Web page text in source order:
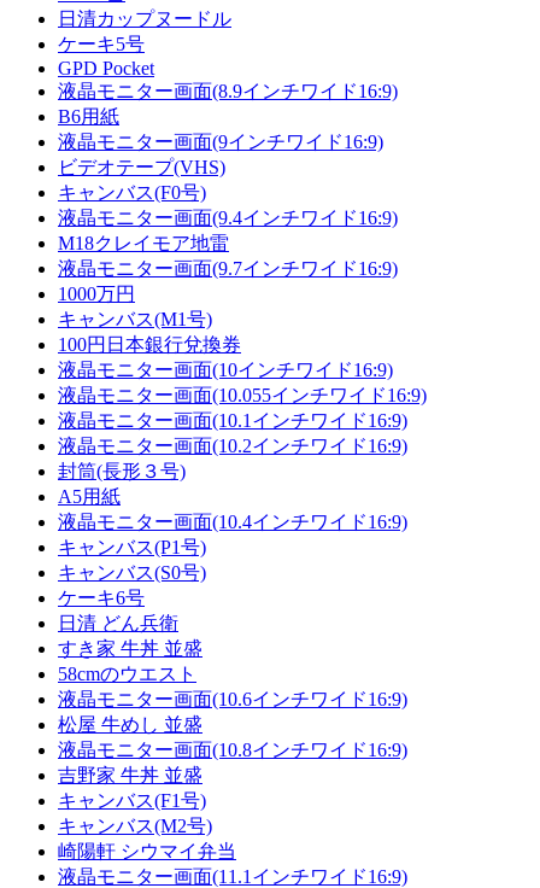
日清カップヌードル
ケーキ5号
GPD Pocket
液晶モニター画面(8.9インチワイド16:9)
B6用紙
液晶モニター画面(9インチワイド16:9)
ビデオテープ(VHS)
キャンバス(F0号)
液晶モニター画面(9.4インチワイド16:9)
M18クレイモア地雷
液晶モニター画面(9.7インチワイド16:9)
1000万円
キャンバス(M1号)
100円日本銀行兌換券
液晶モニター画面(10インチワイド16:9)
液晶モニター画面(10.055インチワイド16:9)
液晶モニター画面(10.1インチワイド16:9)
液晶モニター画面(10.2インチワイド16:9)
封筒(長形３号)
A5用紙
液晶モニター画面(10.4インチワイド16:9)
キャンバス(P1号)
キャンバス(S0号)
ケーキ6号
日清 どん兵衛
すき家 牛丼 並盛
58cmのウエスト
液晶モニター画面(10.6インチワイド16:9)
松屋 牛めし 並盛
液晶モニター画面(10.8インチワイド16:9)
吉野家 牛丼 並盛
キャンバス(F1号)
キャンバス(M2号)
崎陽軒 シウマイ弁当
液晶モニター画面(11.1インチワイド16:9)